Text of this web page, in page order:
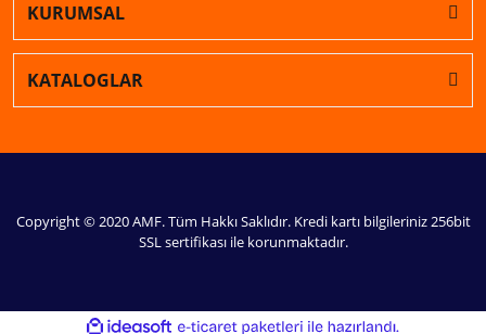
KURUMSAL
KATALOGLAR
Copyright © 2020 AMF. Tüm Hakkı Saklıdır. Kredi kartı bilgileriniz 256bit
SSL sertifikası ile korunmaktadır.
ideasoft e-